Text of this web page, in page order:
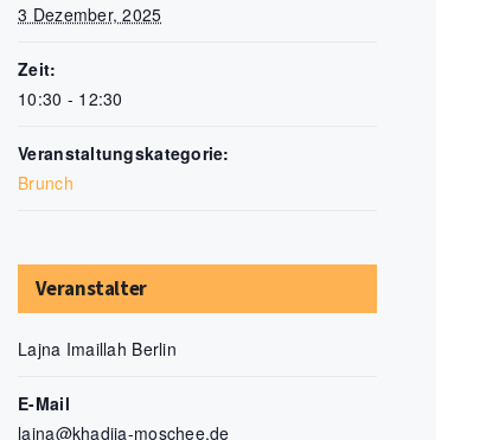
3 Dezember, 2025
Zeit:
10:30 - 12:30
Veranstaltungskategorie:
Brunch
Veranstalter
Lajna Imaillah Berlin
E-Mail
lajna@khadija-moschee.de